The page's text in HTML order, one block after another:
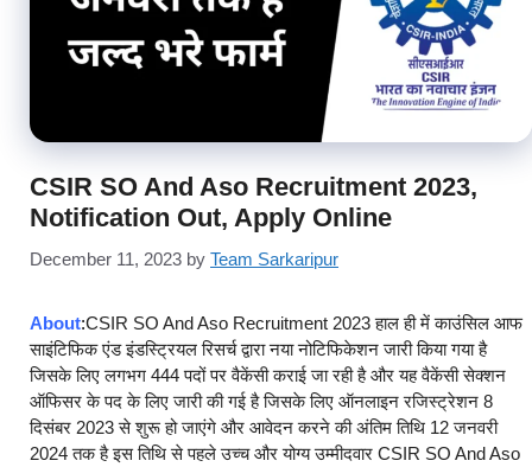
CSIR SO And Aso Recruitment 2023,
Notification Out, Apply Online
December 11, 2023 by Team Sarkaripur
About:CSIR SO And Aso Recruitment 2023 हाल ही में काउंसिल आफ
साइंटिफिक एंड इंडस्ट्रियल रिसर्च द्वारा नया नोटिफिकेशन जारी किया गया है
जिसके लिए लगभग 444 पदों पर वैकेंसी कराई जा रही है और यह वैकेंसी सेक्शन
ऑफिसर के पद के लिए जारी की गई है जिसके लिए ऑनलाइन रजिस्ट्रेशन 8
दिसंबर 2023 से शुरू हो जाएंगे और आवेदन करने की अंतिम तिथि 12 जनवरी
2024 तक है इस तिथि से पहले उच्च और योग्य उम्मीदवार CSIR SO And Aso